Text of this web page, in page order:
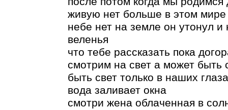
живую нет больше в этом мире
небе нет на земле он утонул
веленья
что тебе рассказать пока
смотрим на свет а может быть
быть свет только в наших
вода заливает окна
смотри жена облаченная в